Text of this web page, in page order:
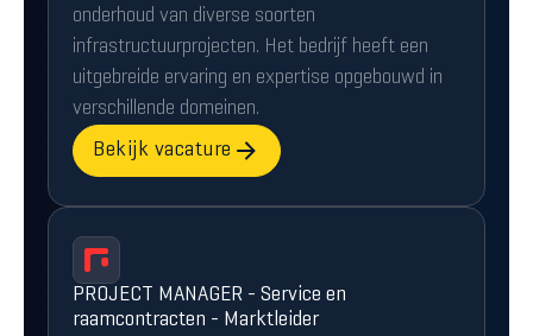
onderhoud van diverse soorten
infrastructuurprojecten. Het bedrijf heeft een
uitgebreide ervaring en expertise opgebouwd in
verschillende domeinen.
Bekijk vacature
PROJECT MANAGER - Service en
raamcontracten - Marktleider